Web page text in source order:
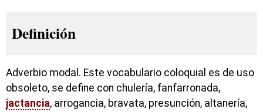
Definición
Adverbio modal. Este vocabulario coloquial es de uso
obsoleto, se define con chulería, fanfarronada,
jactancia, arrogancia, bravata, presunción, altanería,